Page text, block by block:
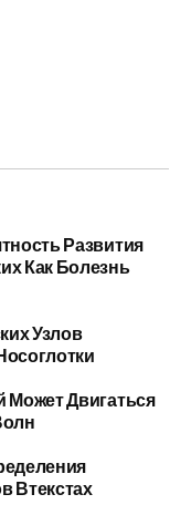
Развития
Как Болезнь
Узлов
Может Двигаться
Втекстах